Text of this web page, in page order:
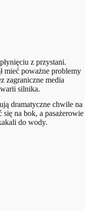
z przystani.
mieć poważne problemy
zagraniczne media
silnika.
dramatyczne chwile na
się na bok, a pasażerowie
do wody.